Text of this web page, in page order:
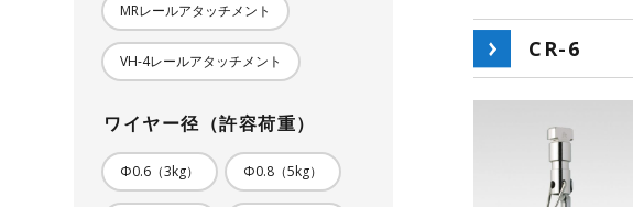
CR-6
MRレールアタッチメント
VH-4レールアタッチメント
ワイヤー径（許容荷重）
Φ0.6（3kg） Φ0.8（5kg）